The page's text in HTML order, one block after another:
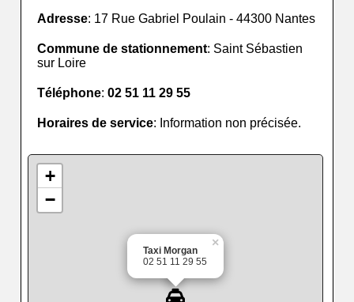
Adresse: 17 Rue Gabriel Poulain - 44300 Nantes
Commune de stationnement: Saint Sébastien
sur Loire
Téléphone:02 51 11 29 55
Horaires de service: Information non précisée.
Taxi Morgan
02 51 11 29 55
×
+
−